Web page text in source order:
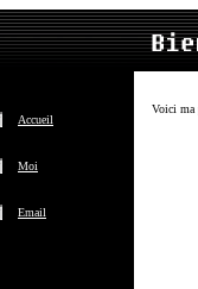
Accueil
Moi
Email
Voici ma